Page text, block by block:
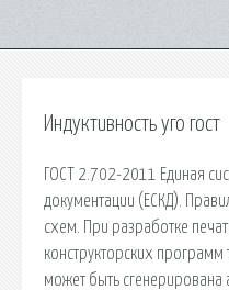
Индуктивность уго гост
ГОСТ 2.702-2011 Единая
документации (ЕСКД).
схем. При разработке
конструкторских
может быть сгенерирована